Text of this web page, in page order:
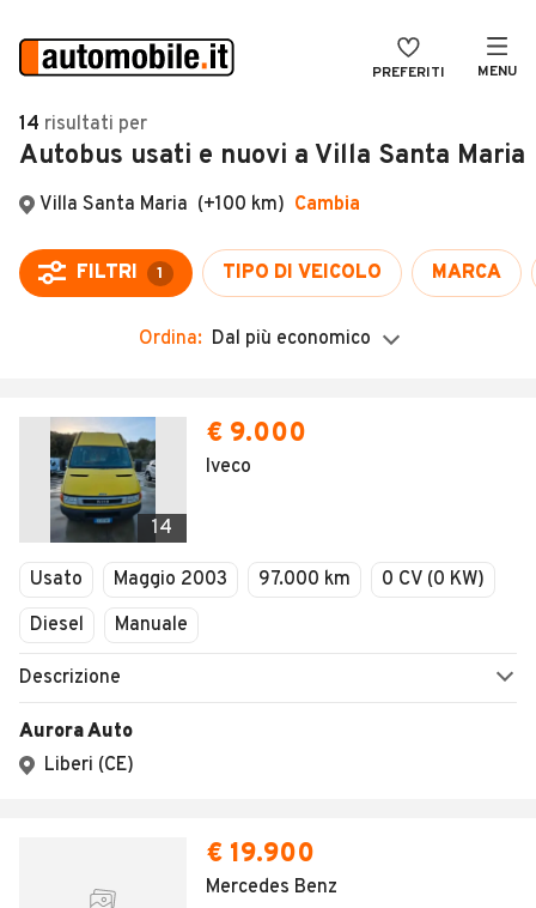
PREFERITI MENU
Auto
Auto usate
Auto Km 0
Auto Nuove
Noleggio a lungo termine
Moto
Camper
Veicoli Commerciali
Concessionari
VENDI
MAGAZINE
ACCEDI
14 risultati per
Autobus usati e nuovi a Villa Santa Maria
Villa Santa Maria (+100 km) Cambia
FILTRI 1 TIPO DI VEICOLO MARCA
Ordina: Dal più economico
14
€ 9.000
Iveco
Usato Maggio 2003 97.000 km
0 CV (0 KW)
Diesel
Manuale
Descrizione
Aurora Auto
Liberi (CE)
€ 19.900
Mercedes Benz